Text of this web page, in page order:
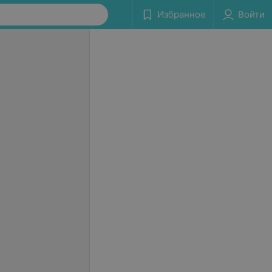
Избранное Войти